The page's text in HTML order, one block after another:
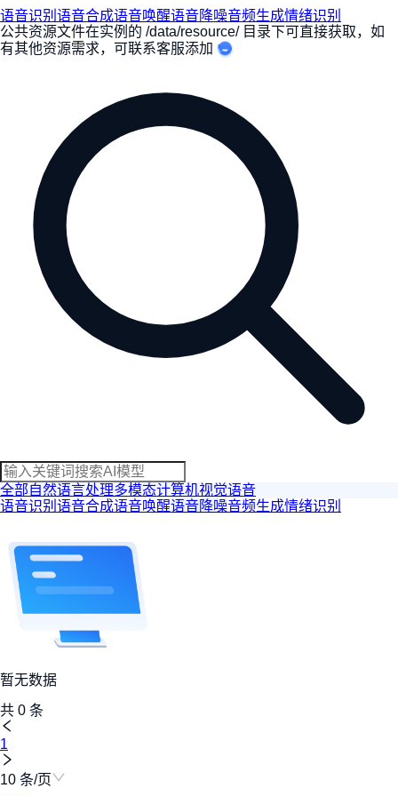
语音识别 语音合成语音唤醒语音降噪音频生成情绪识别
公共资源文件在实例的 /data/resource/ 目录下可直接获取，如
有其他资源需求， 可联系客服添加
全部自然语言处理多模态计算机视觉语音
语音识别 语音合成语音唤醒语音降噪音频生成情绪识别
暂无数据
共 0 条
1
10 条/页